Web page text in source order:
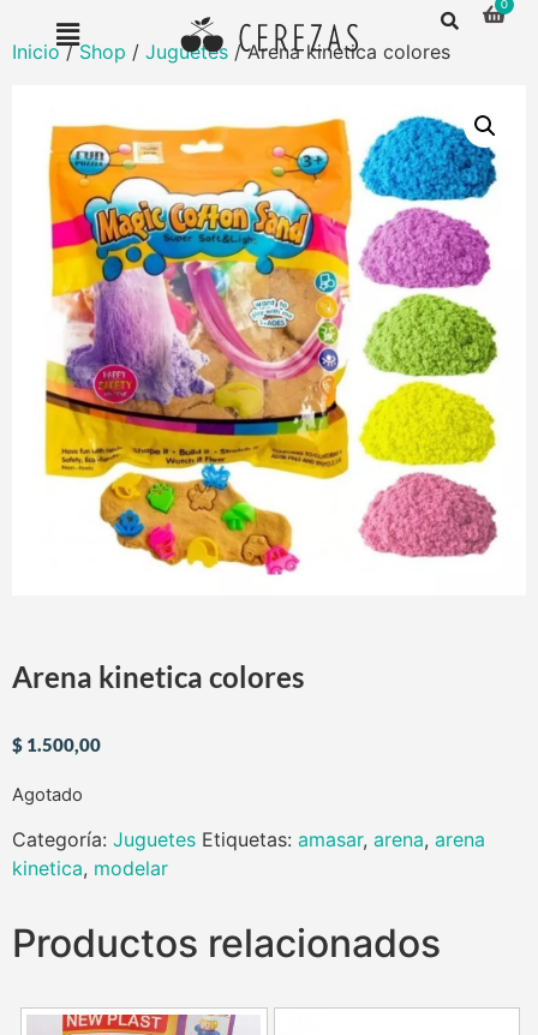
Inicio/Shop / Juguetes / Arena kinetica colores
Arena kinetica colores
$ 1.500,00
Agotado
Categoría: Juguetes Etiquetas: amasar, arena, arena
kinetica, modelar
Productos relacionados